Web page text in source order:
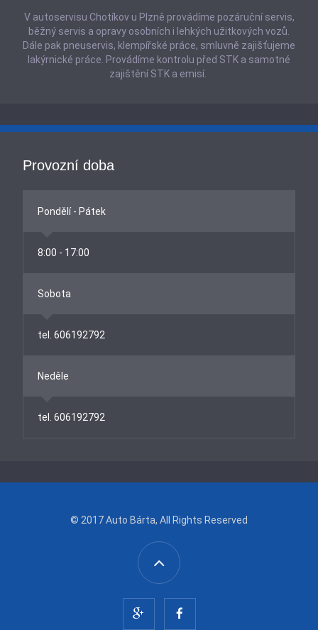
V autoservisu Chotíkov u Plzně provádíme pozáruční servis,
běžný servis a opravy osobních i lehkých užitkových vozů.
Dále pak pneuservis, klempířské práce, smluvně zajišťujeme
lakýrnické práce. Provádíme kontrolu před STK a samotné
zajištění STK a emisí.
Provozní doba
Pondělí - Pátek
8:00 - 17:00
Sobota
tel. 606192792
Neděle
tel. 606192792
© 2017Auto Bárta, All Rights Reserved